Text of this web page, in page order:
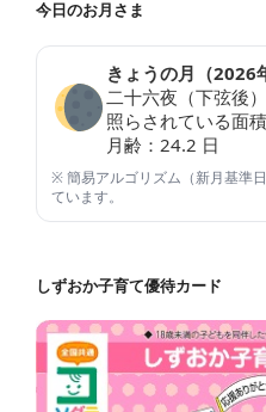
今日のお月さま
きょうの月（2026
二十六夜（下弦後）
照らされている面積
月齢： 24.2 日
※ 簡易アルゴリズム（新月基準
ています。
しずおか子育て優待カード